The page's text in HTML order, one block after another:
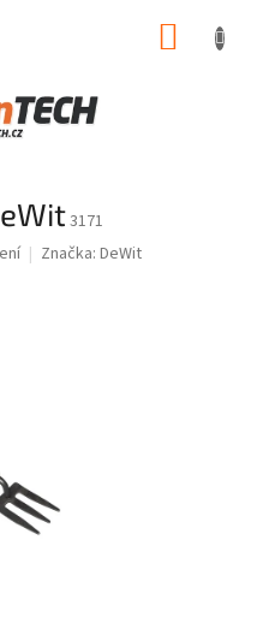
3171
Značka: DeWit